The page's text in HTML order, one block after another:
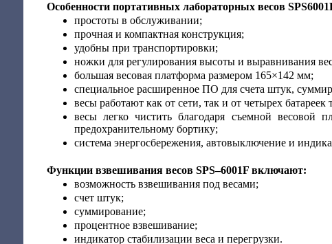
Особенности портативных лабораторных весов
простоты в обслуживании;
прочная и компактная конструкция;
удобны при транспортировки;
ножки для регулирования высоты и выравнивания
большая весовая платформа размером 165×142 мм;
специальное расширенное ПО для счета штук,
весы работают как от сети, так и от четырех
весы легко чистить благодаря съемной весовой
предохранительному бортику;
система энергосбережения, автовыключение и
Функции взвешивания весов SPS–6001F включают:
возможность взвешивания под весами;
счет штук;
суммирование;
процентное взвешивание;
индикатор стабилизации веса и перегрузки.